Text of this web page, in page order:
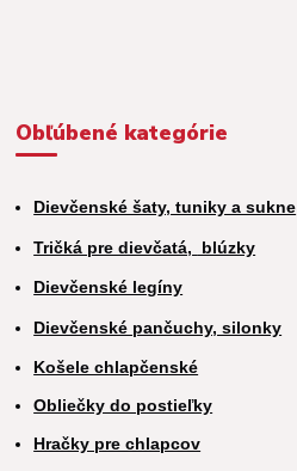
Obľúbené kategórie
Dievčenské šaty, tuniky a sukne
Tričká pre dievčatá, blúzky
Dievčenské legíny
Dievčenské pančuchy, silonky
Košele chlapčenské
Obliečky do postieľky
Hračky pre chlapcov